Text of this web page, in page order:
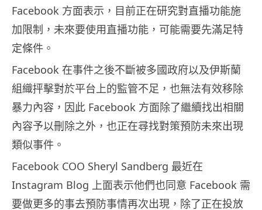
Facebook 方面表示，目前正在研究對直播功能施
加限制，未來要使用直播功能，可能需要先滿足特
定條件。
Facebook 在事件之後不斷被多國政府以及伊斯蘭
組織抨擊對於平台上的監管不足，也無法有效移除
暴力內容，因此 Facebook 方面除了繼續找出相關
內容予以刪除之外，也正在尋找對策預防未來出現
類似事件。
Facebook COO Sheryl Sandberg 最近在
Instagram Blog 上面表示他們也同意 Facebook 需
要做更多的事去預防事情再次出現，除了正在投放